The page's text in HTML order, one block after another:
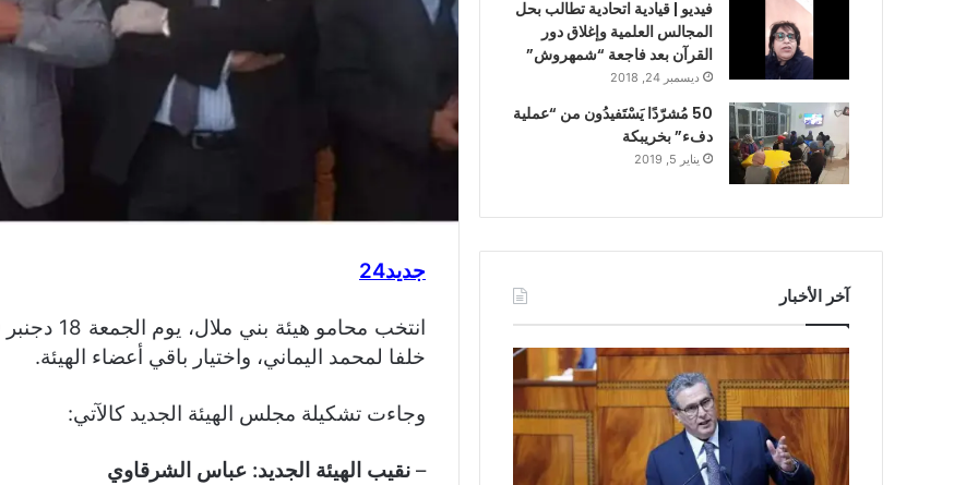
جديد24
خلفا لمحمد اليماني، واختيار باقي أعضاء الهيئة.
وجاءت تشكيلة مجلس الهيئة الجديد كالآتي:
– نقيب الهيئة الجديد: عباس الشرقاوي
فيديو | قيادية اتحادية تطالب بحل
المجالس العلمية وإغلاق دور
القرآن بعد فاجعة “شمهروش”
ديسمبر 24, 2018
50 مُشرّدًا يَسْتَفيدُون من “عملية
دفء” بخريبكة
يناير 5, 2019
آخر الأخبار